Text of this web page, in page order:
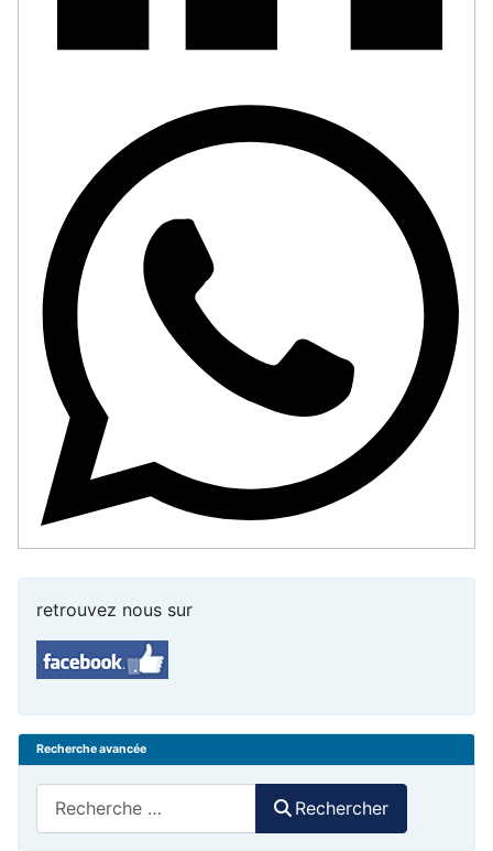
retrouvez nous sur
Recherche avancée
Rechercher